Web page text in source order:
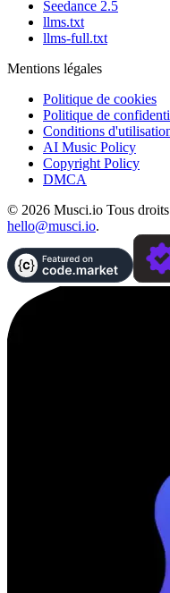
Seedance 2.5
llms.txt
llms-full.txt
Mentions légales
Politique de cookies
Politique de
Conditions
AI Music Policy
Copyright Policy
DMCA
© 2026 Musci.io Tous droits
hello@musci.io.